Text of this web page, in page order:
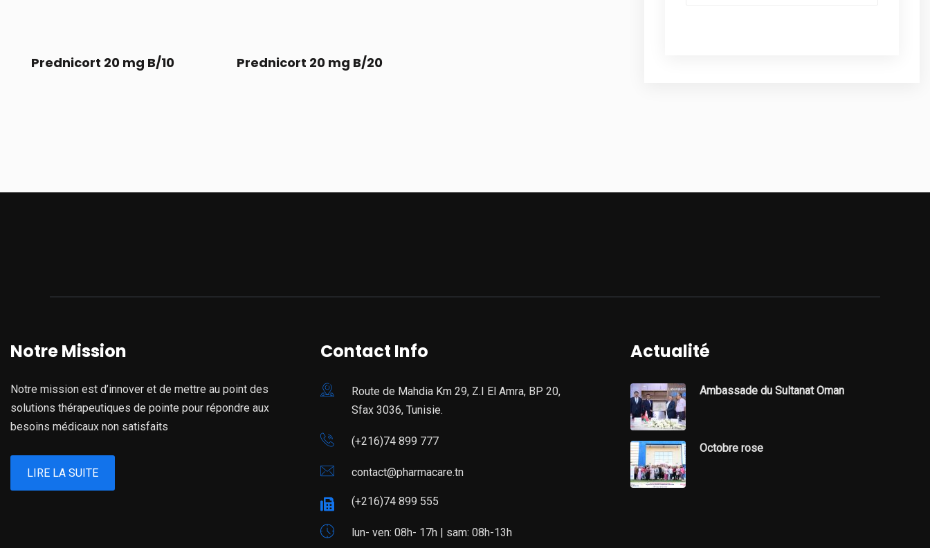
Prednicort 20 mg B/10 Prednicort 20 mg B/20
Notre Mission
Notre mission est d’innover et de mettre au point des
solutions thérapeutiques de pointe pour répondre aux
besoins médicaux non satisfaits
LIRE LA SUITE
Contact Info
Route de Mahdia Km 29, Z.I El Amra, BP 20,
Sfax 3036, Tunisie.
(+216)74 899 777
contact@pharmacare.tn
(+216)74 899 555
lun- ven: 08h- 17h | sam: 08h-13h
Actualité
Ambassade du Sultanat Oman
Octobre rose